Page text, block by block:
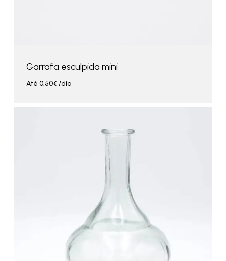
Garrafa esculpida mini
Até 0.50€/dia